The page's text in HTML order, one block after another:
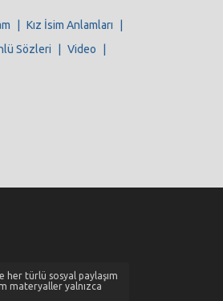
Kız İsim Anlamları
Sözleri Video
her türlü sosyal paylaşım
materyaller yalnızca